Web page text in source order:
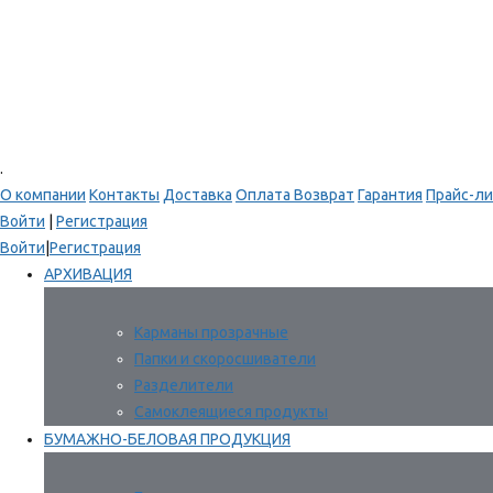
.
О компании Контакты Доставка Оплата Возврат Гарантия Прайс-
Войти
Регистрация
Войти Регистрация
АРХИВАЦИЯ
Карманы прозрачные
Папки и скоросшиватели
Разделители
Самоклеящиеся продукты
БУМАЖНО-БЕЛОВАЯ ПРОДУКЦИЯ